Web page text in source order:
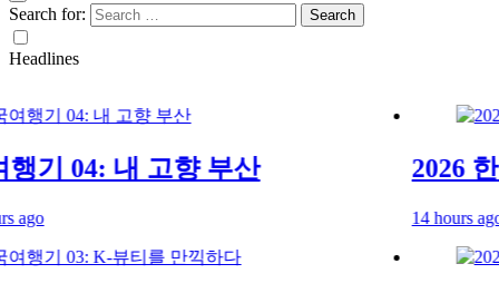
Search for:
Headlines
기 04: 내 고향 부산 2026 한
14 hours ago4